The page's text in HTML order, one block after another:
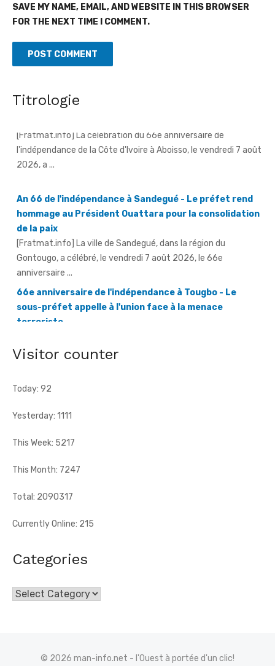
SAVE MY NAME, EMAIL, AND WEBSITE IN THIS BROWSER
FOR THE NEXT TIME I COMMENT.
Titrologie
Guerre déclarée contre l'orpaillage illicite et le
l'indépendance de la Côte d'Ivoire à Aboisso, le vendredi 7 août
An 66 de l'indépendance à Sandegué - Le préfet rend
hommage au Président Ouattara pour la consolidation
[Fratmat.info] La ville de Sandegué, dans la région du
Gontougo, a célébré, le vendredi 7 août 2026, le 66e
anniversaire ...
66e anniversaire de l'indépendance à Tougbo - Le
sous-préfet appelle à l'union face à la menace
terroriste
[Fratmat.info] À l'occasion de la célébration du 66e
anniversaire de l'indépendance de la Côte d'Ivoire, le sous-
préfet de Tougbo, dans ...
Visitor counter
Today: 92
Yesterday: 1111
This Week: 5217
This Month: 7247
Total: 2090317
Currently Online: 215
Categories
Categories
© 2026 man-info.net - l'Ouest à portée d'un clic!